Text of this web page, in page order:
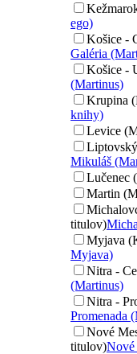
ego)
Košice -
Galéria
Košice -
(Martinus)
Krupina
knihy)
Levice
Mikuláš
Lučenec
Martin
titulov)
Myjava
Myjava)
Nitra -
(Martinus)
Nitra -
Promenada
Nové
titulov)Nové